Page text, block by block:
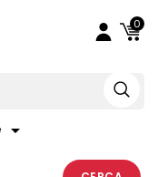
0
arrow_drop_down